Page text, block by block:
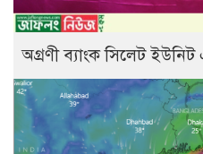
অগ্রণী ব্যাংক সিলেট